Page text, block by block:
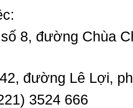
8, đường Chùa
đường Lê Lợi,
3524 666